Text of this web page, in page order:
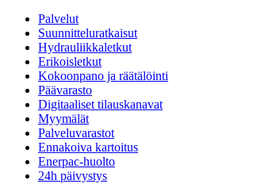
Palvelut
Suunnitteluratkaisut
Hydrauliikkaletkut
Erikoisletkut
Kokoonpano ja räätälöinti
Päävarasto
Digitaaliset tilauskanavat
Myymälät
Palveluvarastot
Ennakoiva kartoitus
Enerpac-huolto
24h päivystys